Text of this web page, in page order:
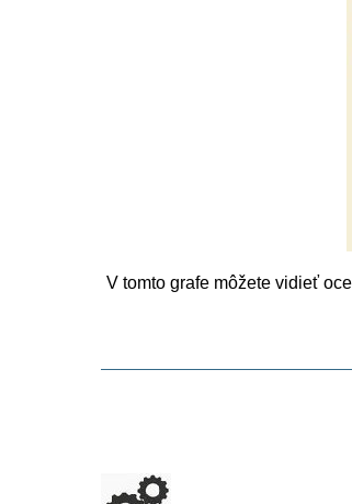
V tomto grafe môžete vidieť